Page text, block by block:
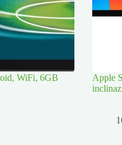
WiFi, 6GB
Apple